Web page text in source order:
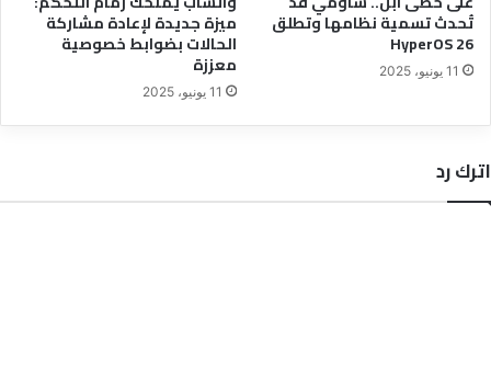
تُحدث تسمية نظامها وتطلق
HyperOS 26
11 يونيو، 2025
ميزة جديدة لإعادة مشاركة
الحالات بضوابط خصوصية
معززة
11 يونيو، 2025
اترك رد